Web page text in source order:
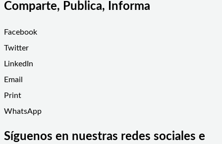
Comparte, Publica, Informa
Facebook
Twitter
LinkedIn
Email
Print
WhatsApp
Síguenos en nuestras redes sociales e